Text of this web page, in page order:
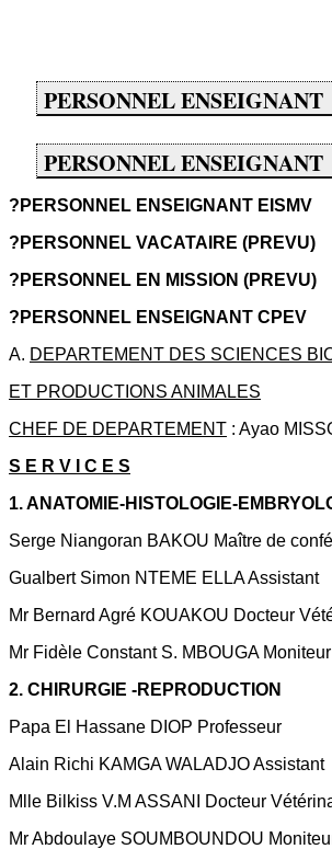
PERSONNEL ENSEIGNANT
PERSONNEL ENSEIGNANT
?PERSONNEL ENSEIGNANT EISMV
?PERSONNEL VACATAIRE (PREVU)
?PERSONNEL EN MISSION (PREVU)
?PERSONNEL ENSEIGNANT CPEV
A. DEPARTEMENT DES SCIENCES
ET PRODUCTIONS ANIMALES
CHEF DE DEPARTEMENT : Ayao
S E R V I C E S
1. ANATOMIE-HISTOLOGIE-
Serge Niangoran BAKOU Maître de
Gualbert Simon NTEME ELLA Assistant
Mr Bernard Agré KOUAKOU Docteur
Mr Fidèle Constant S. MBOUGA Moniteur
2. CHIRURGIE -REPRODUCTION
Papa El Hassane DIOP Professeur
Alain Richi KAMGA WALADJO Assistant
Mlle Bilkiss V.M ASSANI Docteur
Mr Abdoulaye SOUMBOUNDOU